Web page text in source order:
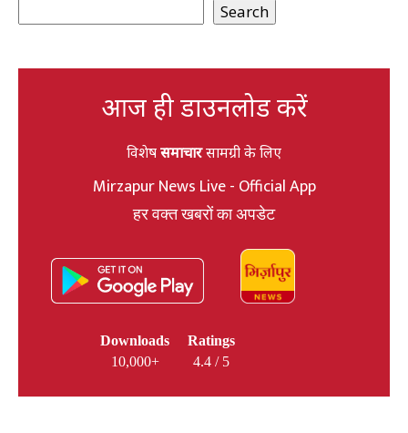
Search
आज ही डाउनलोड करें
विशेषसमाचारसामग्री के लिए
Mirzapur News Live - Official App
हर वक्त खबरों का अपडेट
Downloads
10,000+
Ratings
4.4 / 5